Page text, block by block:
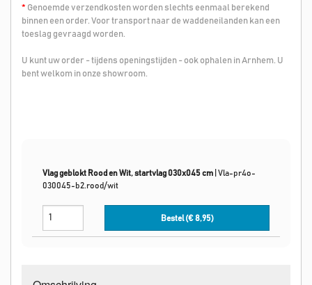
* Genoemde verzendkosten worden slechts eenmaal berekend
binnen een order. Voor transport naar de waddeneilanden kan een
toeslag gevraagd worden.
U kunt uw order - tijdens openingstijden - ook ophalen in Arnhem. U
bent welkom in onze showroom.
Vlag geblokt Rood en Wit, startvlag 030x045 cm Vla-pr4o-
030045-b2.rood/wit
Bestel (€8,95)